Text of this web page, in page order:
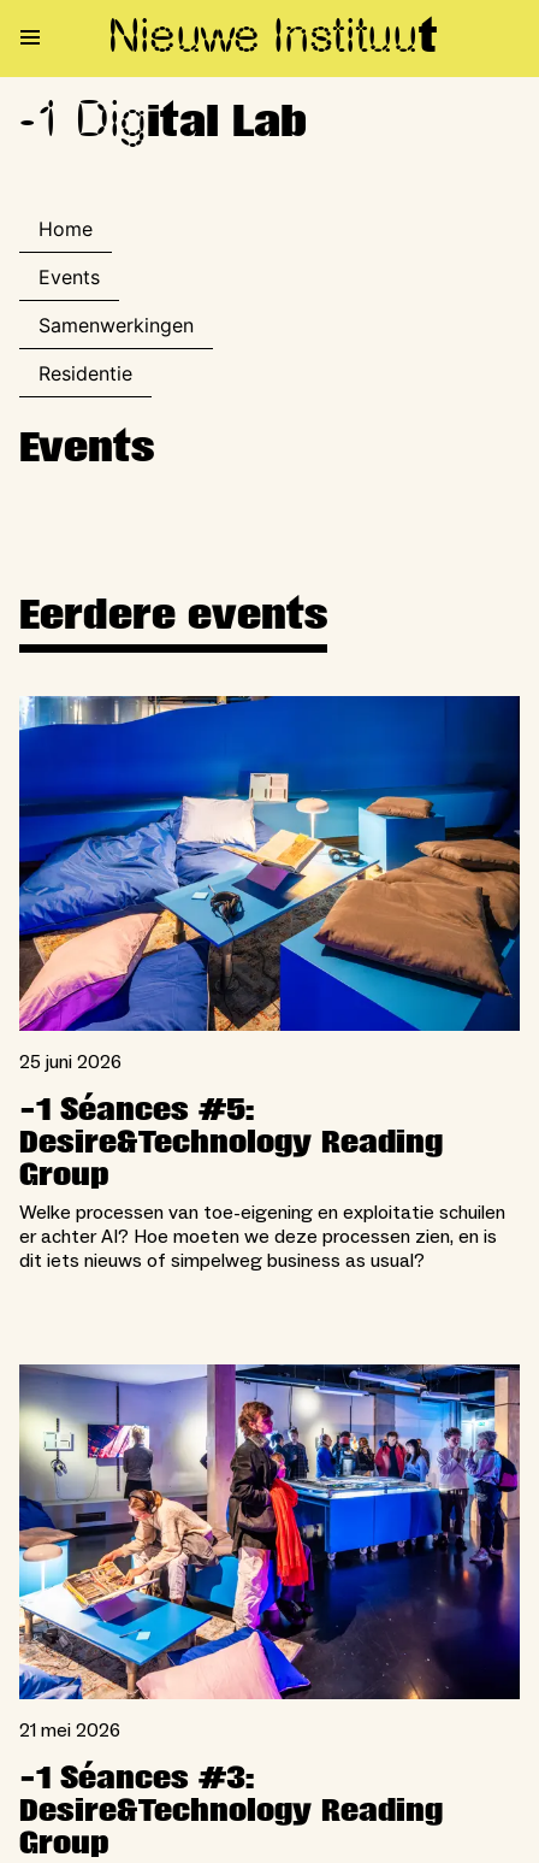
Nieuwe Instituut
-1 Digital Lab
-1 Digital Lab
Home
Events
Samenwerkingen
Residentie
Events
Eerdere events
25 juni 2026
-1 Séances #5:
Desire&Technology Reading
Group
Welke processen van toe-eigening en exploitatie schuilen
er achter AI? Hoe moeten we deze processen zien, en is
dit iets nieuws of simpelweg business as usual?
21 mei 2026
-1 Séances #3:
Desire&Technology Reading
Group